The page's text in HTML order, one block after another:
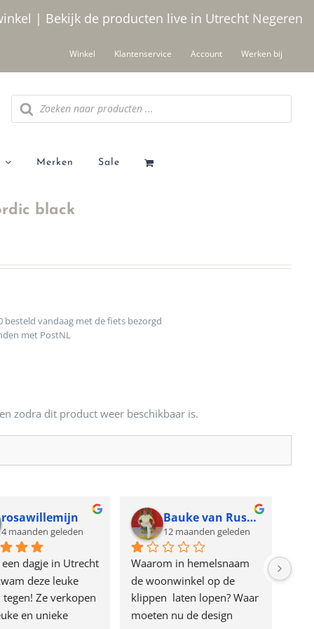
| Bekijk de producten live in Utrecht Negeren
Winkel Klantenservice Account Werken bij
Producten
zoeken
Merken Sale
black
besteld vandaag met de fiets bezorgd
met PostNL
zodra dit product weer beschikbaar is.
maanden geleden
dagje in Utrecht
deze leuke
Ze verkopen
en unieke
Bauke van Russen Groen
12 maanden geleden
Waarom in hemelsnaam
de woonwinkel op de
klippen  laten lopen? Waar
moeten nu de design
Keck